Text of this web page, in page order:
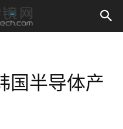
国半导体产